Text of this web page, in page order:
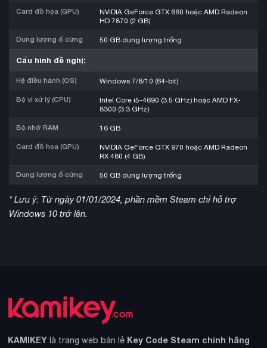
Card đồ họa (GPU)
NVIDIA GeForce GTX 660 hoặc AMD Radeon
HD 7870 (2 GB)
Dung lượng ổ cứng 50 GB dung lượng trống
Cấu hình đề nghị:
Hệ điều hành (OS) Windows 7/8/10 (64-bit)
Bộ vi xử lý (CPU)
Intel Core i5-4690 (3.5 GHz) hoặc AMD FX-
8300 (3.3 GHz)
Bộ nhớ RAM 16 GB
Card đồ họa (GPU)
NVIDIA GeForce GTX 970 hoặc AMD Radeon
RX 480 (4 GB)
Dung lượng ổ cứng 50 GB dung lượng trống
* Lưu ý: Từ ngày 01/01/2024, phần mềm Steam chỉ hỗ trợ
Windows 10 trở lên.
KAMIKEY là trang web bán lẻ Key Code Steam chính hãng